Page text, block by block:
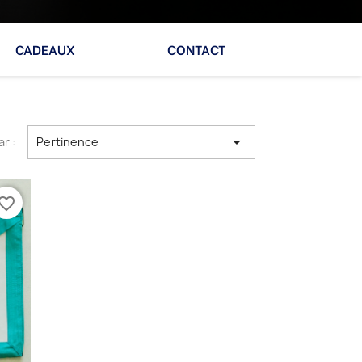
CADEAUX CONTACT
: Pertinence 